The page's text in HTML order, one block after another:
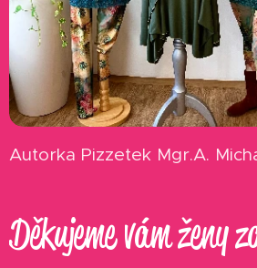
Autorka Pizzetek Mgr.A.
Děkujeme vám ženy